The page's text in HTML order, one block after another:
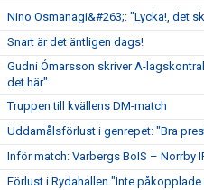
Nino Osmanagi&#263;: "Lycka!, det
Snart är det äntligen dags!
Gudni Ómarsson skriver A-
det här"
Truppen till kvällens DM-match
Uddamålsförlust i genrepet: "Bra
Inför match: Varbergs BoIS – Norrby
Förlust i Rydahallen "Inte